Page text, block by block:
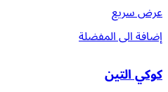
عرض سريع
إضافة الى المفضلة
كوكي التين